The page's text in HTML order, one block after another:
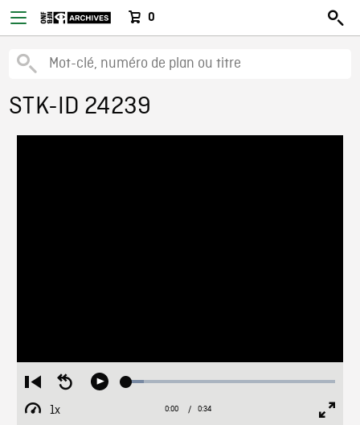
0
STK-ID 24239
Restart
from
beginning
Seek
Play Loaded:
1x
Playback
Current
0:00 / Duration
0:34